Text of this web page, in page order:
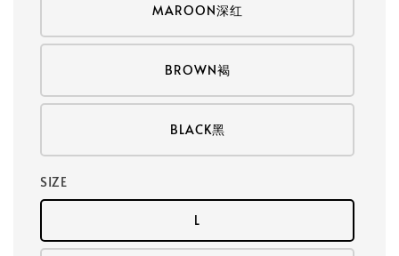
MAROON深红
BROWN褐
BLACK黑
SIZE
L